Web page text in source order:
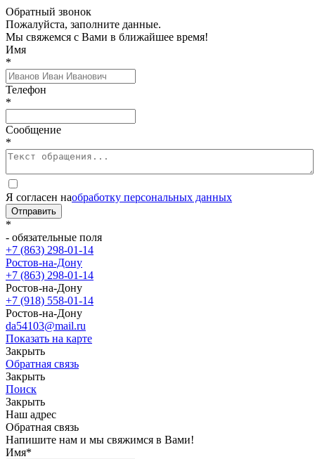
Обратный звонок
Пожалуйста, заполните данные.
Мы свяжемся с Вами в ближайшее время!
Имя
*
Телефон
*
Сообщение
*
Я согласен наобработку персональных данных
Отправить
*
- обязательные поля
+7 (863) 298-01-14
Ростов-на-Дону
+7 (863) 298-01-14
Ростов-на-Дону
+7 (918) 558-01-14
Ростов-на-Дону
da54103@mail.ru
Показать на карте
Закрыть
Обратная связь
Закрыть
Поиск
Закрыть
Наш адрес
Обратная связь
Напишите нам и мы свяжимся в Вами!
Имя*